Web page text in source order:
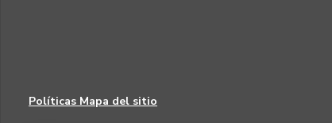
Políticas Mapa del sitio